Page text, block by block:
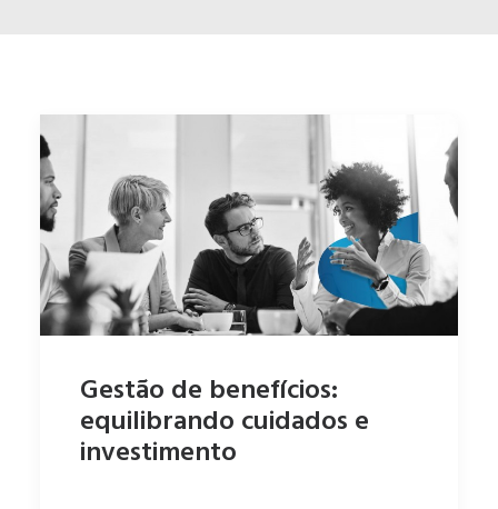
Gestão de benefícios:
equilibrando cuidados e
investimento